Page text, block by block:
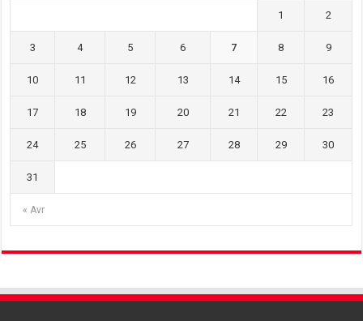
« Avr
1 2
3 4 5 6 7 8 9
10 11 12 13 14 15 16
17 18 19 20 21 22 23
24 25 26 27 28 29 30
31